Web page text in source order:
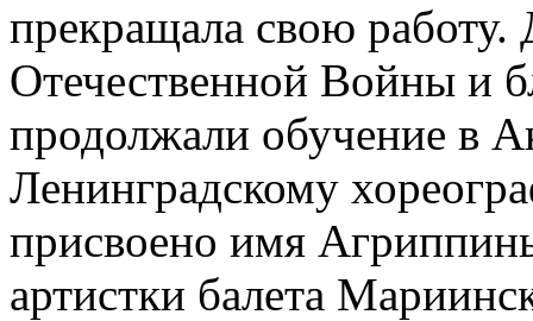
прекращала свою
Отечественной Войны и
продолжали обучение в
Ленинградскому
присвоено имя
артистки балета